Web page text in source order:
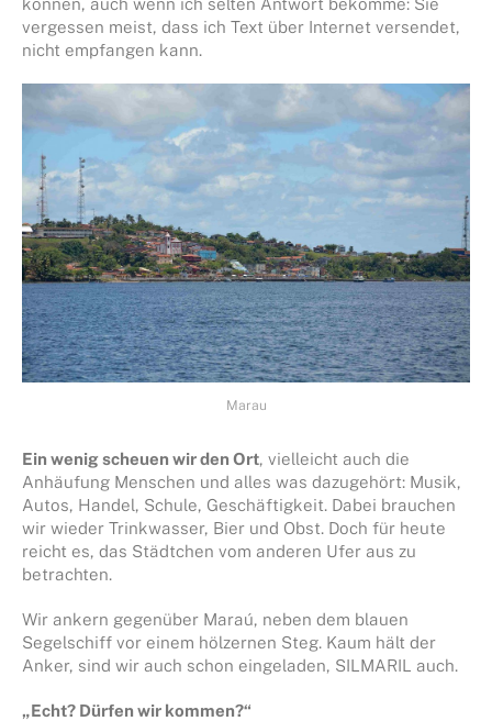
vergessen meist, dass ich Text über Internet versendet,
nicht empfangen kann.
Marau
Ein wenig scheuen wir den Ort, vielleicht auch die
Anhäufung Menschen und alles was dazugehört: Musik,
Autos, Handel, Schule, Geschäftigkeit. Dabei brauchen
wir wieder Trinkwasser, Bier und Obst. Doch für heute
reicht es, das Städtchen vom anderen Ufer aus zu
betrachten.
Wir ankern gegenüber Maraú, neben dem blauen
Segelschiff vor einem hölzernen Steg. Kaum hält der
Anker, sind wir auch schon eingeladen, SILMARIL auch.
„Echt? Dürfen wir kommen?“